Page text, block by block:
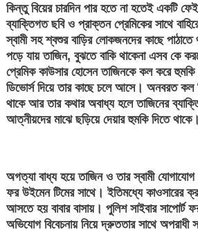
কিন্তু বিয়ের চারদিন পার হতে না হতেই একটি
ব্যাক্তিগত ছবি ও প্রাক্তন প্রেমিকের সাথে
স্বামী সহ শ্বশুর বাড়ির লোকজনদের কাছে পাঠাতে
পড়ে যায় তাজিন, বুঝতে বাকি থাকেনা এসব কে
প্রেমিক কাউসার হোসেন তাজিনকে কল করে হুমকি
ডিভোর্স দিয়ে তার কাছে চলে আসে। অনবরত কল
থাকে আর তার কথার অবাধ্য হলে তাজিনের
আত্নীয়দের মাঝে ছড়িয়ে দেয়ার হুমকি দিতে থাকে।
অগত্যা বাধ্য হয়ে তাজিন ও তার স্বামী যোগাযোগ
ফর উইমেন টিমের সাথে। ইতিমধ্যে কাওসারের
আসতে হয় বাবার বাসায়। পুলিশ সাইবার সাপোর্ট
অভিযোগ বিবেচনায় নিয়ে দ্রুততার সাথে